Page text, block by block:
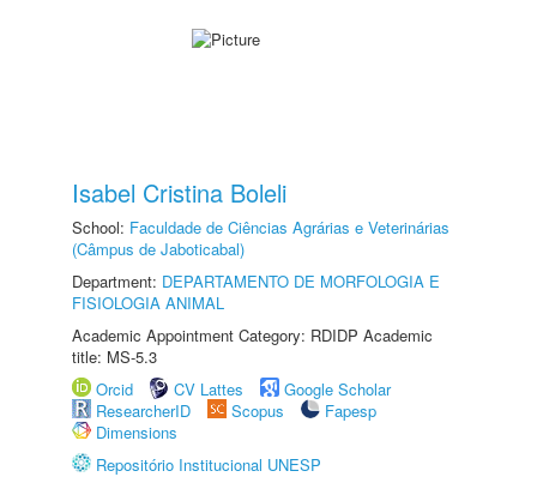
Isabel Cristina Boleli
School: Faculdade de Ciências Agrárias e Veterinárias
(Câmpus de Jaboticabal)
Department: DEPARTAMENTO DE MORFOLOGIA E
FISIOLOGIA ANIMAL
Academic Appointment Category: RDIDP Academic
title: MS-5.3
Orcid
CV Lattes
Google Scholar
ResearcherID
Scopus
Fapesp
Dimensions
Repositório Institucional UNESP